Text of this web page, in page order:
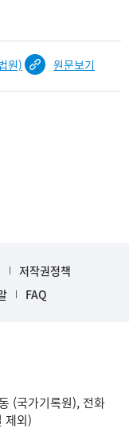
원) 원문보기
저작권정책
FAQ
(국가기록원), 전화
제외)